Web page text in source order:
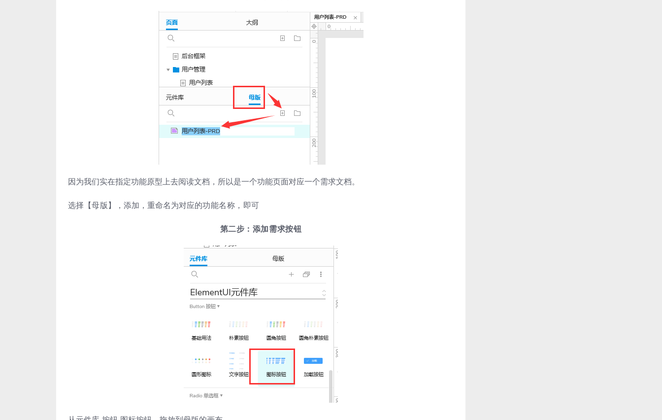
因为我们实在指定功能原型上去阅读文档，所以是一个功能页面对应一个需求文档。
选择【母版】，添加，重命名为对应的功能名称，即可
第二步：添加需求按钮